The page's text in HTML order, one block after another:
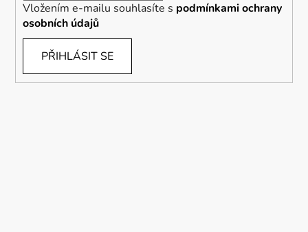
Vložením e-mailu souhlasíte s podmínkami ochrany
osobních údajů
PŘIHLÁSIT SE